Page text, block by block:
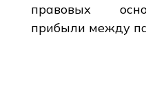
правовых
прибыли между